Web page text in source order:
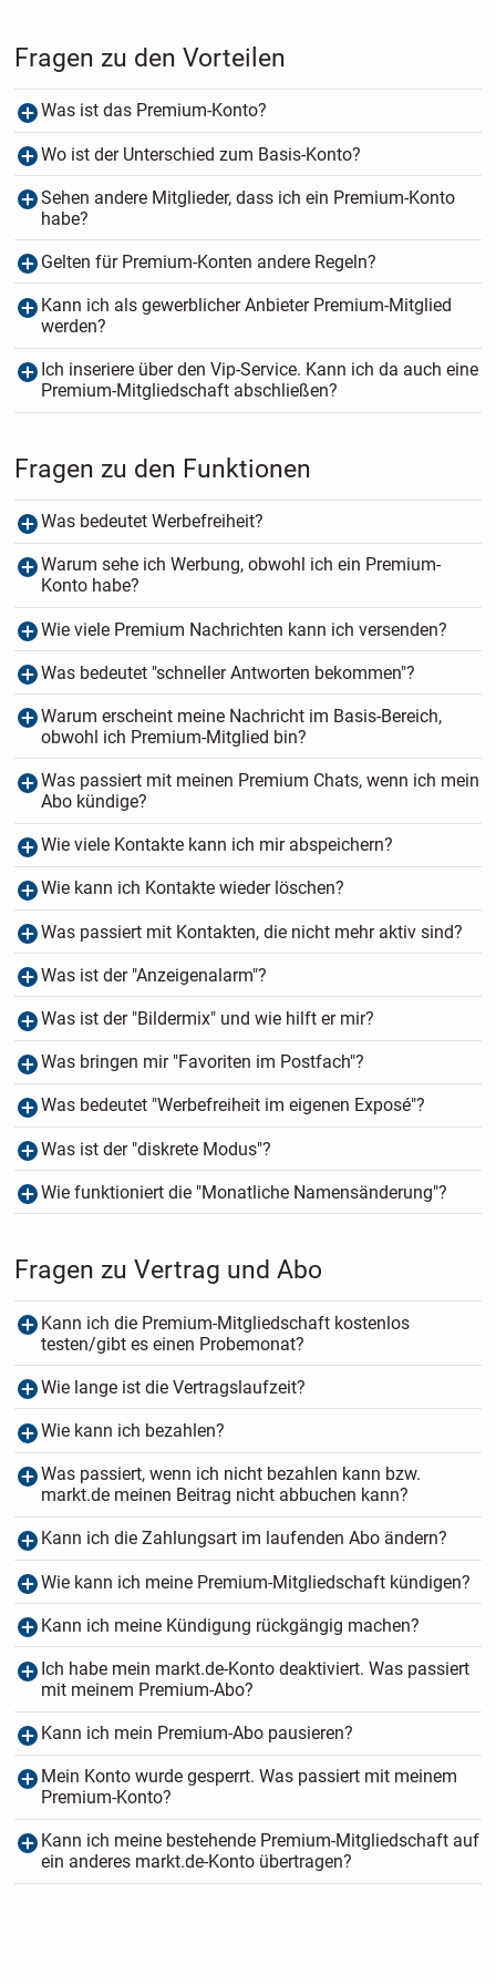
Fragen zu den Vorteilen
Was ist das Premium-Konto?
Wo ist der Unterschied zum Basis-Konto?
Sehen andere Mitglieder, dass ich ein Premium-Konto
habe?
Gelten für Premium-Konten andere Regeln?
Kann ich als gewerblicher Anbieter Premium-Mitglied
werden?
Ich inseriere über den Vip-Service. Kann ich da auch eine
Premium-Mitgliedschaft abschließen?
Fragen zu den Funktionen
Was bedeutet Werbefreiheit?
Warum sehe ich Werbung, obwohl ich ein Premium-
Konto habe?
Wie viele Premium Nachrichten kann ich versenden?
Was bedeutet "schneller Antworten bekommen"?
Warum erscheint meine Nachricht im Basis-Bereich,
obwohl ich Premium-Mitglied bin?
Was passiert mit meinen Premium Chats, wenn ich mein
Abo kündige?
Wie viele Kontakte kann ich mir abspeichern?
Wie kann ich Kontakte wieder löschen?
Was passiert mit Kontakten, die nicht mehr aktiv sind?
Was ist der "Anzeigenalarm"?
Was ist der "Bildermix" und wie hilft er mir?
Was bringen mir "Favoriten im Postfach"?
Was bedeutet "Werbefreiheit im eigenen Exposé"?
Was ist der "diskrete Modus"?
Wie funktioniert die "Monatliche Namensänderung"?
Fragen zu Vertrag und Abo
Kann ich die Premium-Mitgliedschaft kostenlos
testen/gibt es einen Probemonat?
Wie lange ist die Vertragslaufzeit?
Wie kann ich bezahlen?
Was passiert, wenn ich nicht bezahlen kann bzw.
markt.de meinen Beitrag nicht abbuchen kann?
Kann ich die Zahlungsart im laufenden Abo ändern?
Wie kann ich meine Premium-Mitgliedschaft kündigen?
Kann ich meine Kündigung rückgängig machen?
Ich habe mein markt.de-Konto deaktiviert. Was passiert
mit meinem Premium-Abo?
Kann ich mein Premium-Abo pausieren?
Mein Konto wurde gesperrt. Was passiert mit meinem
Premium-Konto?
Kann ich meine bestehende Premium-Mitgliedschaft auf
ein anderes markt.de-Konto übertragen?